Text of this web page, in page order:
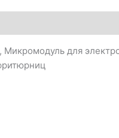
для